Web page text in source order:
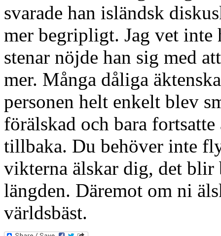
svarade han isländsk
mer begripligt. Jag vet inte
stenar nöjde han sig med
mer. Många dåliga
personen helt enkelt blev
förälskad och bara
tillbaka. Du behöver inte
vikterna älskar dig, det
längden. Däremot om ni
världsbäst.